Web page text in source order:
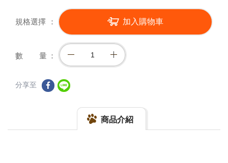
規格選擇 加入購物車
數 量
分享至
商品介紹